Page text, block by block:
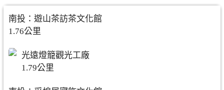
南投：遊山茶訪茶文化館
1.76公里
光遠燈籠觀光工廠
1.79公里